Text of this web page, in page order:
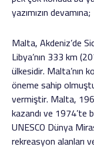
yazımızın devamına;
Malta, Akdeniz’de
Libya’nın 333 km
ülkesidir. Malta’nın
öneme sahip
vermiştir. Malta,
kazandı ve
UNESCO Dünya
rekreasyon alanları